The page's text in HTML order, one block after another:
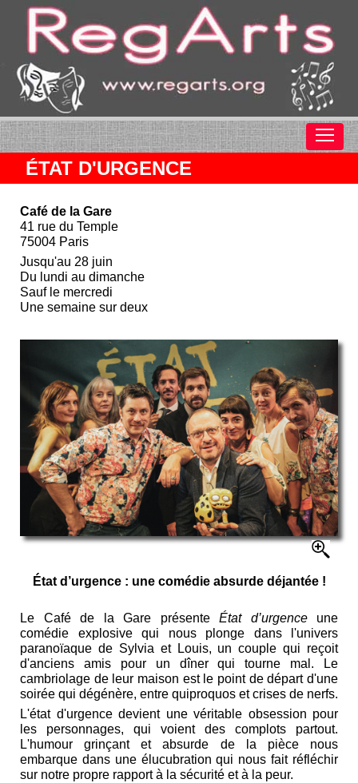
ÉTAT D'URGENCE
Café de la Gare
41 rue du Temple
75004 Paris
Jusqu'au 28 juin
Du lundi au dimanche
Sauf le mercredi
Une semaine sur deux
État d’urgence : une comédie absurde déjantée !
Le Café de la Gare présente État d’urgenceune
comédie explosive qui nous plonge dans l'univers
paranoïaque de Sylvia et Louis, un couple qui reçoit
d'anciens amis pour un dîner qui tourne mal. Le
cambriolage de leur maison est le point de départ d'une
soirée qui dégénère, entre quiproquos et crises de nerfs.
L'état d'urgence devient une véritable obsession pour
les personnages, qui voient des complots partout.
L'humour grinçant et absurde de la pièce nous
embarque dans une élucubration qui nous fait réfléchir
sur notre propre rapport à la sécurité et à la peur.